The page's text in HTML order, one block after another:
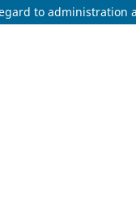
to administration